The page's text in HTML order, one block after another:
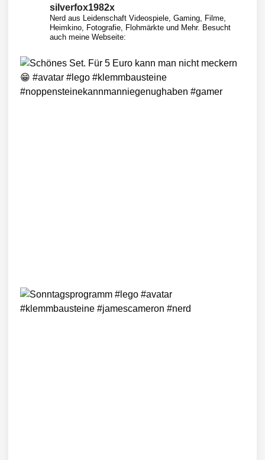
silverfox1982x
Nerd aus Leidenschaft Videospiele, Gaming, Filme,
Heimkino, Fotografie, Flohmärkte und Mehr. Besucht
auch meine Webseite: